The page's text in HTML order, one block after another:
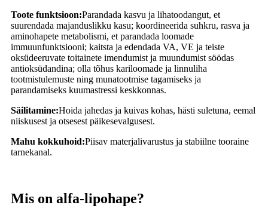
Toote funktsioon:Parandada kasvu ja lihatoodangut, et
suurendada majanduslikku kasu; koordineerida suhkru, rasva ja
aminohapete metabolismi, et parandada loomade
immuunfunktsiooni; kaitsta ja edendada VA, VE ja teiste
oksüdeeruvate toitainete imendumist ja muundumist söödas
antioksüdandina; olla tõhus kariloomade ja linnuliha
tootmistulemuste ning munatootmise tagamiseks ja
parandamiseks kuumastressi keskkonnas.
Säilitamine:Hoida jahedas ja kuivas kohas, hästi suletuna, eemal
niiskusest ja otsesest päikesevalgusest.
Mahu kokkuhoid:Piisav materjalivarustus ja stabiilne tooraine
tarnekanal.
Mis on alfa-lipohape?